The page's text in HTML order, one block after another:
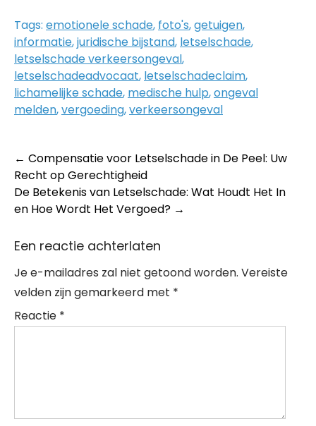
Tags: emotionele schade, foto's,getuigen,
informatie,juridische bijstand, letselschade,
letselschade verkeersongeval,
letselschadeadvocaat, letselschadeclaim,
lichamelijke schade, medische hulp,ongeval
melden,vergoeding,verkeersongeval
Post
navigation
← Compensatie voor Letselschade in De Peel: Uw
Recht op Gerechtigheid
De Betekenis van Letselschade: Wat Houdt Het In
en Hoe Wordt Het Vergoed? →
Een reactie achterlaten
Je e-mailadres zal niet getoond worden. Vereiste
velden zijn gemarkeerd met *
Reactie *